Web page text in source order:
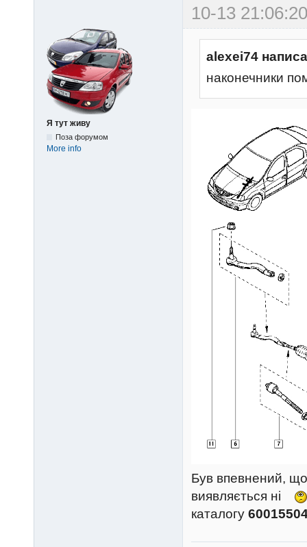
10-13
Я тут живу
Поза форумом
More info
alexei74
наконечники
Був впевнений,
виявляється ні
каталогу